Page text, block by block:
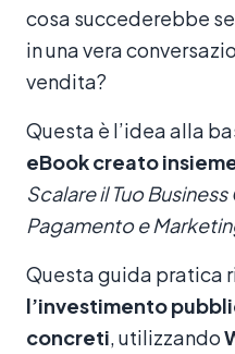
cosa succederebbe
in una vera
vendita?
Questa è l’idea alla
eBook creato
Scalare il Tuo
Pagamento e
Questa guida pratica
l’investimento
concreti , utilizzando